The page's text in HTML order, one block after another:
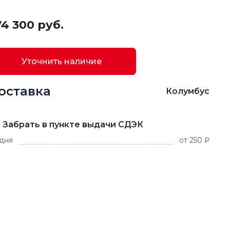
300 руб.
Уточнить наличие
Колумбус
Забрать в пункте выдачи СДЭК
от 250 ₽